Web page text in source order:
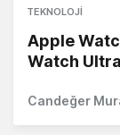
TEKNOLOJI
Apple
Watch Ultra
Candeğer